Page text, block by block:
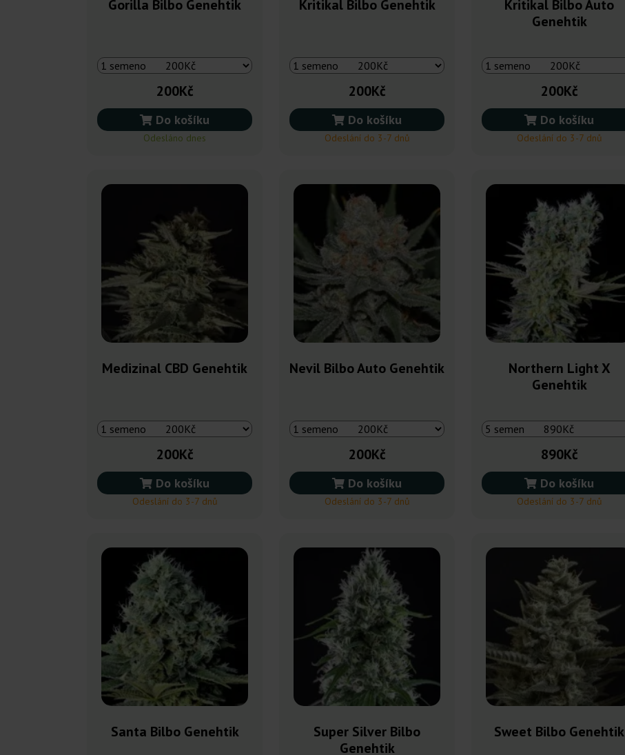
Gorilla Bilbo Genehtik
200Kč
Do košíku
Odesláno dnes
Kritikal Bilbo Genehtik
200Kč
Do košíku
Odeslání do 3-7 dnů
Kritikal Bilbo Auto
Genehtik
200Kč
Do košíku
Odeslání do 3-7 dnů
Medizinal CBD Genehtik
200Kč
Do košíku
Odeslání do 3-7 dnů
Nevil Bilbo Auto Genehtik
200Kč
Do košíku
Odeslání do 3-7 dnů
Northern Light X
Genehtik
890Kč
Do košíku
Odeslání do 3-7 dnů
Santa Bilbo Genehtik
Super Silver Bilbo
Genehtik
Sweet Bilbo Genehtik